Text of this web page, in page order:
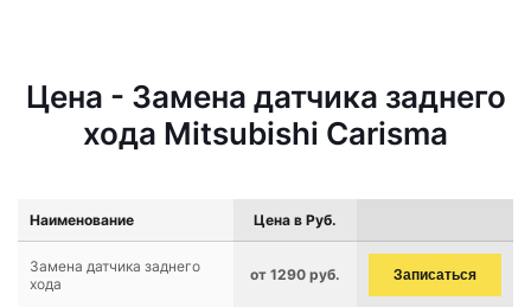
Цена - Замена датчика заднего
хода Mitsubishi Carisma
Наименование Цена в Руб.
Замена датчика заднего
хода
от 1290 руб. Записаться